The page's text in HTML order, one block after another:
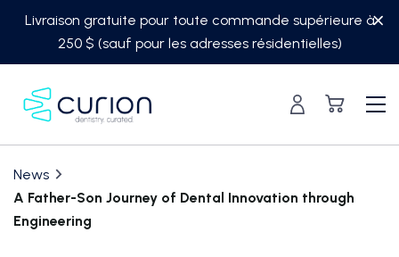
Livraison gratuite pour toute commande supérieure à
250 $ (sauf pour les adresses résidentielles)
News
A Father-Son Journey of Dental Innovation through
Engineering